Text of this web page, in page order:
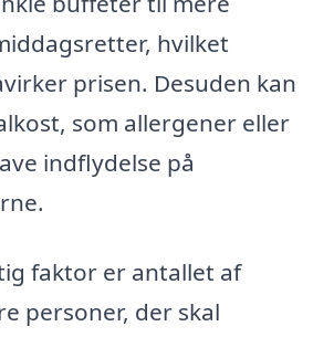
hvilket
prisen. Desuden kan
som allergener eller
indflydelse på
faktor er antallet af
personer, der skal